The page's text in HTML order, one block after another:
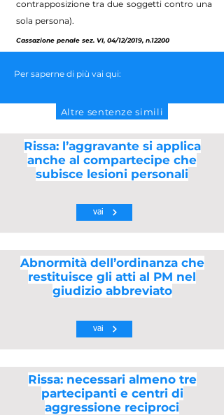
contrapposizione tra due soggetti contro una
sola persona).
Cassazione penale sez. VI, 04/12/2019, n.12200
Per saperne di più vai qui:
Altre sentenze simili
Rissa: l’aggravante si applica
anche al compartecipe che
subisce lesioni personali
vai
Abnormità dell’ordinanza che
restituisce gli atti al PM nel
giudizio abbreviato
vai
Rissa: necessari almeno tre
partecipanti e centri di
aggressione reciproci